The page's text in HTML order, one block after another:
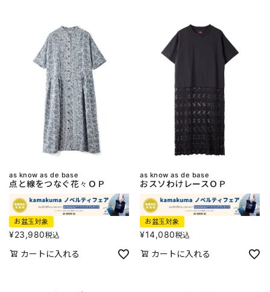
as know as de base
点と線をつなぐ花々ＯＰ
お盆玉対象
¥23,980税込
カートに入れる
as know as de base
おスソわけレースＯＰ
お盆玉対象
¥14,080税込
カートに入れる